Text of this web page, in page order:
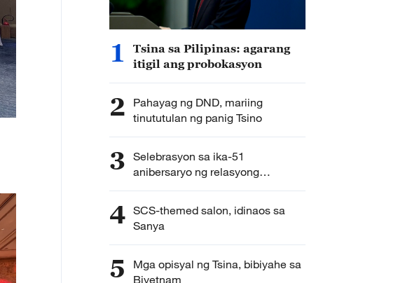
1
Tsina sa Pilipinas: agarang
itigil ang probokasyon
2
Pahayag ng DND, mariing
tinututulan ng panig Tsino
3 Selebrasyon sa ika-51
anibersaryo ng relasyong
diplomatiko ng Tsina at Pilipinas,
4 SCS-themed salon, idinaos sa
Sanya
5
Mga opisyal ng Tsina, bibiyahe sa
Biyetnam